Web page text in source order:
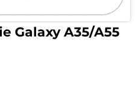
Galaxy A35/A55